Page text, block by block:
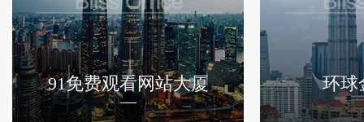
91免费观看网站大厦 环球